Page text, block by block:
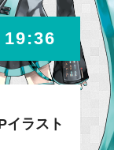
19:36
イラスト